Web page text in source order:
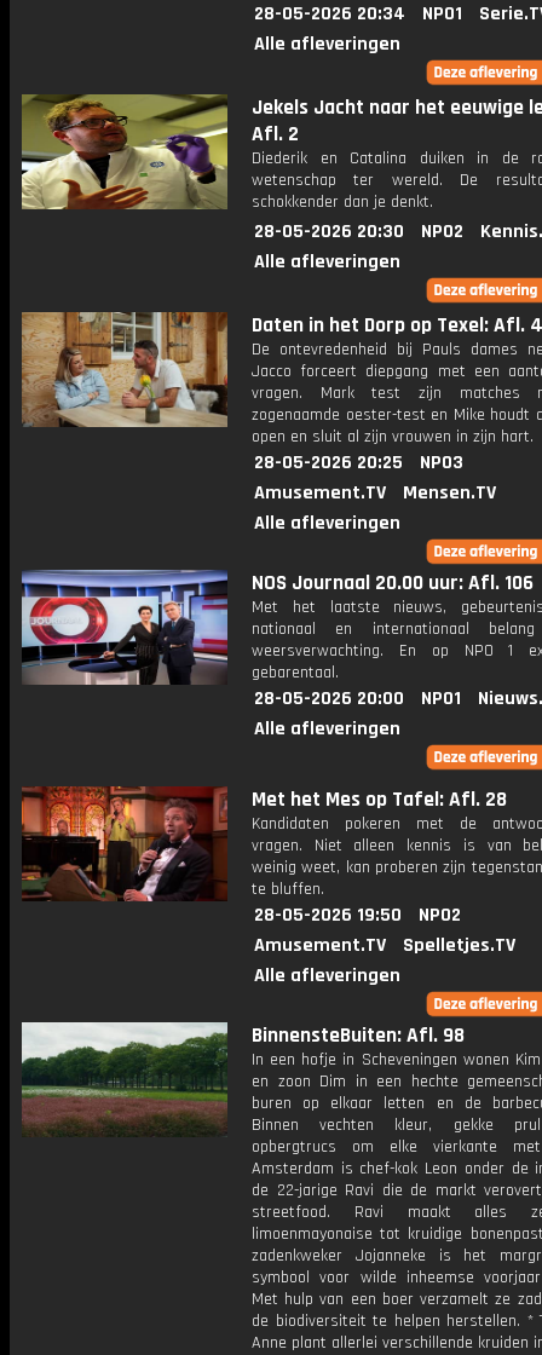
28-05-2026 20:34 NPO1
Alle afleveringen
Jekels Jacht naar het eeuwige
Afl. 2
Diederik en Catalina duiken in de
wetenschap ter wereld. De
schokkender dan je denkt.
28-05-2026 20:30 NPO2
Alle afleveringen
Daten in het Dorp op Texel: Afl. 4
De ontevredenheid bij Pauls dames
Jacco forceert diepgang met een
vragen. Mark test zijn matches
zogenaamde oester-test en Mike houdt
open en sluit al zijn vrouwen in zijn hart.
28-05-2026 20:25
NPO3
Amusement.TV
Mensen.TV
Alle afleveringen
NOS Journaal 20.00 uur: Afl. 106
Met het laatste nieuws,
nationaal en internationaal
weersverwachting. En op NPO 1
gebarentaal.
28-05-2026 20:00 NPO1
Alle afleveringen
Met het Mes op Tafel: Afl. 28
Kandidaten pokeren met de
vragen. Niet alleen kennis is van
weinig weet, kan proberen zijn
te bluffen.
28-05-2026 19:50
NPO2
Amusement.TV
Spelletjes.TV
Alle afleveringen
BinnensteBuiten: Afl. 98
In een hofje in Scheveningen wonen
en zoon Dim in een hechte
buren op elkaar letten en de
Binnen vechten kleur, gekke
opbergtrucs om elke vierkante
Amsterdam is chef-kok Leon onder de
de 22-jarige Ravi die de markt
streetfood. Ravi maakt alles
limoenmayonaise tot kruidige
zadenkweker Jojanneke is het
symbool voor wilde inheemse
Met hulp van een boer verzamelt ze
de biodiversiteit te helpen herstellen. *
Anne plant allerlei verschillende kruiden